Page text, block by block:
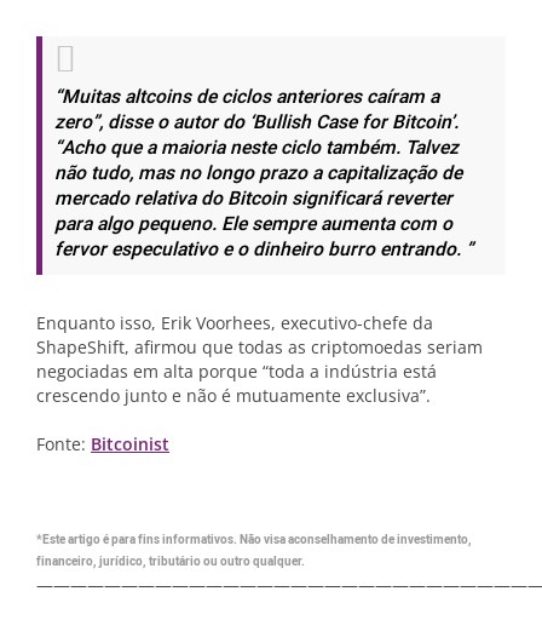
“Muitas altcoins de ciclos anteriores caíram a
zero”, disse o autor do ‘Bullish Case for Bitcoin’.
“Acho que a maioria neste ciclo também. Talvez
não tudo, mas no longo prazo a capitalização de
mercado relativa do Bitcoin significará reverter
para algo pequeno. Ele sempre aumenta com o
fervor especulativo e o dinheiro burro entrando. ”
Enquanto isso, Erik Voorhees, executivo-chefe da
ShapeShift, afirmou que todas as criptomoedas seriam
negociadas em alta porque “toda a indústria está
crescendo junto e não é mutuamente exclusiva”.
Fonte: Bitcoinist
*Este artigo é para fins informativos. Não visa aconselhamento de investimento,
financeiro, jurídico, tributário ou outro qualquer.